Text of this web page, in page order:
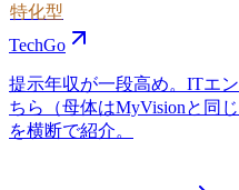
特化型
TechGo
提示年収が一段高め。ITエ
ちら（母体はMyVisionと同
を横断で紹介。